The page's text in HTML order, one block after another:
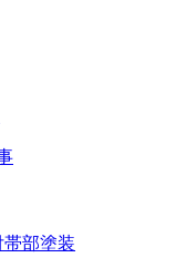
帯部塗装